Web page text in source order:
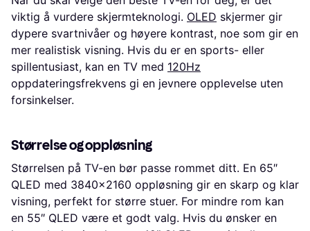
viktig å vurdere skjermteknologi. OLED skjermer gir
dypere svartnivåer og høyere kontrast, noe som gir en
mer realistisk visning. Hvis du er en sports- eller
spillentusiast, kan en TV med 120Hz
oppdateringsfrekvens gi en jevnere opplevelse uten
forsinkelser.
Størrelse og oppløsning
Størrelsen på TV-en bør passe rommet ditt. En 65″
QLED med 3840x2160 oppløsning gir en skarp og klar
visning, perfekt for større stuer. For mindre rom kan
en 55″ QLED være et godt valg. Hvis du ønsker en